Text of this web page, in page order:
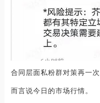
合同层面私粉群对策再一次
而言说今日的市场行情。